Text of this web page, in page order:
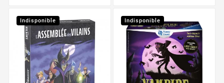
Indisponible Indisponible